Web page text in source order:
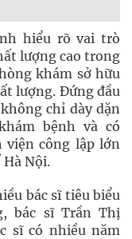
hiểu rõ vai trò
lượng cao trong
khám sở hữu
lượng. Đứng đầu
chỉ dày dặn
bệnh và có
viện công lập lớn
Hà Nội.
bác sĩ tiêu biểu
bác sĩ Trần Thị
sĩ có nhiều năm